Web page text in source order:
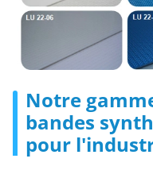
Notre
bandes
pour